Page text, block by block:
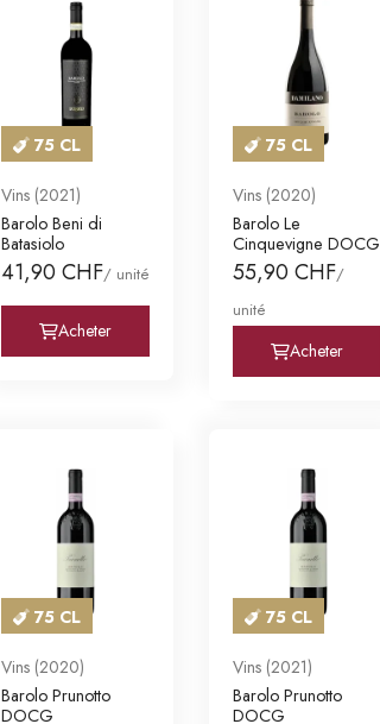
75 CL
Vins (2021)
Barolo Beni di
Batasiolo
41,90 CHF/ unité
Acheter
75 CL
Vins (2020)
Barolo Le
Cinquevigne DOCG
55,90 CHF/
unité
Acheter
75 CL
Vins (2020)
Barolo Prunotto
DOCG
75 CL
Vins (2021)
Barolo Prunotto
DOCG